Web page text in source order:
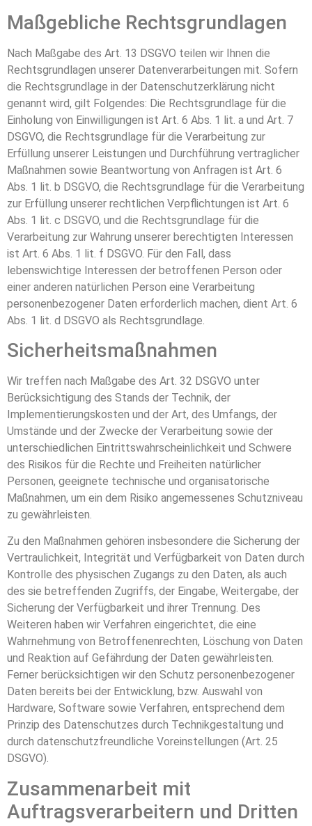
Maßgebliche Rechtsgrundlagen
Nach Maßgabe des Art. 13 DSGVO teilen wir Ihnen die
Rechtsgrundlagen unserer Datenverarbeitungen mit. Sofern
die Rechtsgrundlage in der Datenschutzerklärung nicht
genannt wird, gilt Folgendes: Die Rechtsgrundlage für die
Einholung von Einwilligungen ist Art. 6 Abs. 1 lit. a und Art. 7
DSGVO, die Rechtsgrundlage für die Verarbeitung zur
Erfüllung unserer Leistungen und Durchführung vertraglicher
Maßnahmen sowie Beantwortung von Anfragen ist Art. 6
Abs. 1 lit. b DSGVO, die Rechtsgrundlage für die Verarbeitung
zur Erfüllung unserer rechtlichen Verpflichtungen ist Art. 6
Abs. 1 lit. c DSGVO, und die Rechtsgrundlage für die
Verarbeitung zur Wahrung unserer berechtigten Interessen
ist Art. 6 Abs. 1 lit. f DSGVO. Für den Fall, dass
lebenswichtige Interessen der betroffenen Person oder
einer anderen natürlichen Person eine Verarbeitung
personenbezogener Daten erforderlich machen, dient Art. 6
Abs. 1 lit. d DSGVO als Rechtsgrundlage.
Sicherheitsmaßnahmen
Wir treffen nach Maßgabe des Art. 32 DSGVO unter
Berücksichtigung des Stands der Technik, der
Implementierungskosten und der Art, des Umfangs, der
Umstände und der Zwecke der Verarbeitung sowie der
unterschiedlichen Eintrittswahrscheinlichkeit und Schwere
des Risikos für die Rechte und Freiheiten natürlicher
Personen, geeignete technische und organisatorische
Maßnahmen, um ein dem Risiko angemessenes Schutzniveau
zu gewährleisten.
Zu den Maßnahmen gehören insbesondere die Sicherung der
Vertraulichkeit, Integrität und Verfügbarkeit von Daten durch
Kontrolle des physischen Zugangs zu den Daten, als auch
des sie betreffenden Zugriffs, der Eingabe, Weitergabe, der
Sicherung der Verfügbarkeit und ihrer Trennung. Des
Weiteren haben wir Verfahren eingerichtet, die eine
Wahrnehmung von Betroffenenrechten, Löschung von Daten
und Reaktion auf Gefährdung der Daten gewährleisten.
Ferner berücksichtigen wir den Schutz personenbezogener
Daten bereits bei der Entwicklung, bzw. Auswahl von
Hardware, Software sowie Verfahren, entsprechend dem
Prinzip des Datenschutzes durch Technikgestaltung und
durch datenschutzfreundliche Voreinstellungen (Art. 25
DSGVO).
Zusammenarbeit mit
Auftragsverarbeitern und Dritten